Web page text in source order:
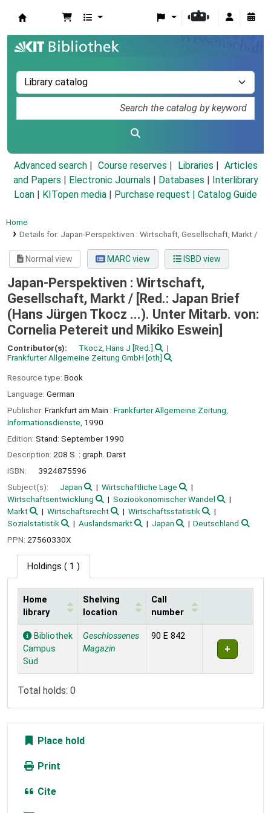
Advanced search Course reserves Libraries
Articles
and Papers
Electronic Journals Databases
Interlibrary
Loan
KITopen media Purchase request | Catalog Guide
Home
Details for: Japan-Perspektiven : Wirtschaft, Gesellschaft, Markt /
Normal view MARC view ISBD view
Japan-Perspektiven : Wirtschaft,
Gesellschaft, Markt / [Red.: Japan Brief
(Hans Jürgen Tkocz ...). Unter Mitarb. von:
Cornelia Petereit und Mikiko Eswein]
Contributor(s): Tkocz, Hans J [Red.]
Frankfurter Allgemeine Zeitung GmbH [oth]
Resource type: Book
Language: German
Publisher: Frankfurt am Main : Frankfurter Allgemeine Zeitung,
Informationsdienste, 1990
Edition: Stand: September 1990
Description: 208 S. : graph. Darst
ISBN:
3924875596
Subject(s):
Japan
Wirtschaftliche Lage
Wirtschaftsentwicklung
Sozioökonomischer Wandel
Markt
Wirtschaftsrecht
Wirtschaftsstatistik
Sozialstatistik
Auslandsmarkt Japan
Deutschland
PPN: 27560330X
Holdings ( 1 )
Holdings
Home
library
Shelving
location
Call
number
Bibliothek
Campus
Süd
Geschlossenes
Magazin
90 E 842
Total holds: 0
Place hold
Print
Cite